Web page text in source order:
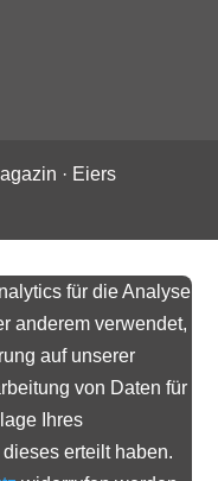
· Eiers
für die Analyse
anderem verwendet,
auf unserer
von Daten für
Ihres
erteilt haben.